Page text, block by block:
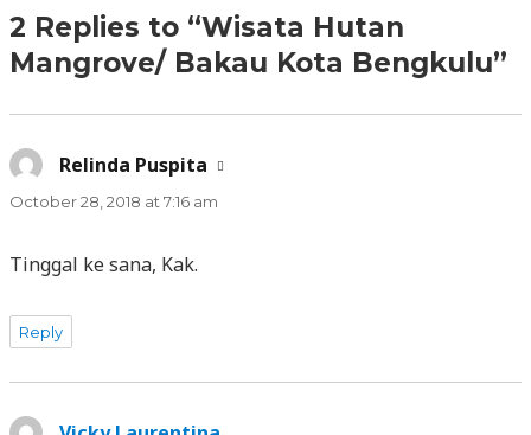
2 Replies to “Wisata Hutan
Mangrove/ Bakau Kota Bengkulu”
Relinda Puspita says:
October 28, 2018 at 7:16 am
Tinggal ke sana, Kak.
Reply